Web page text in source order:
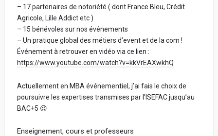
– 17 partenaires de notoriété ( dont France Bleu, Crédit
Agricole, Lille Addict etc )
– 15 bénévoles sur nos événements
– Un pratique global des métiers d’event et de la com !
Événement à retrouver en vidéo via ce lien :
https://www.youtube.com/watch?v=kkVrEAXwkhQ
Actuellement en MBA événementiel, j’ai fais le choix de
poursuivre les expertises transmises par l’ISEFAC jusqu’au
BAC+5 😉
Enseignement, cours et professeurs